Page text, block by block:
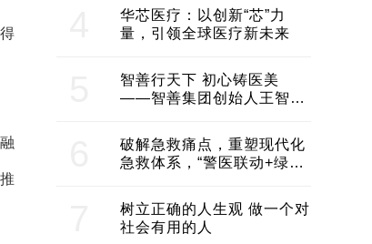
华芯医疗：以创新“芯”力
量，引领全球医疗新未来
智善行天下 初心铸医美
——智善集团创始人王智带
建医美产业良性生态圈
破解急救痛点，重塑现代化
急救体系，“警医联动+绿波
树立正确的人生观 做一个对
社会有用的人